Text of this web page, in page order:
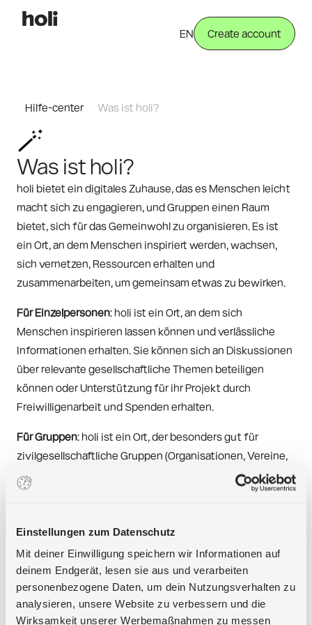
Einstellungen zum Datenschutz
Mit deiner Einwilligung speichern wir Informationen auf
deinem Endgerät, lesen sie aus und verarbeiten
personenbezogene Daten, um dein Nutzungsverhalten zu
analysieren, unsere Website zu verbessern und die
Wirksamkeit unserer Werbemaßnahmen zu messen
EN Create account
Hilfe-center Was ist holi?
🪄
Was ist holi?
holi bietet ein digitales Zuhause, das es Menschen leicht
macht sich zu engagieren, und Gruppen einen Raum
bietet, sich für das Gemeinwohl zu organisieren. Es ist
ein Ort, an dem Menschen inspiriert werden, wachsen,
sich vernetzen, Ressourcen erhalten und
zusammenarbeiten, um gemeinsam etwas zu bewirken.
Für Einzelpersonen: holi ist ein Ort, an dem sich
Menschen inspirieren lassen können und verlässliche
Informationen erhalten. Sie können sich an Diskussionen
über relevante gesellschaftliche Themen beteiligen
können oder Unterstützung für ihr Projekt durch
Freiwilligenarbeit und Spenden erhalten.
Für Gruppen: holi ist ein Ort, der besonders gut für
zivilgesellschaftliche Gruppen (Organisationen, Vereine,
NGOs, informelle Gruppen) geeignet ist, die sich für
soziale und ökologische Belange einsetzen und die sich
voranzubringen.
Gruppen können auf holi einen Space erstellen. Dort
finden sie Tools und Funktionen, die ihnen helfen ihre
Arbeit zu organisieren.